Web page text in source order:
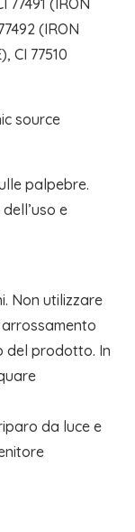
77491 (IRON
(IRON
CI 77510
source
palpebre.
e
Non utilizzare
arrossamento
del prodotto. In
da luce e